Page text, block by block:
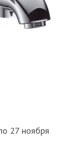
27 ноября